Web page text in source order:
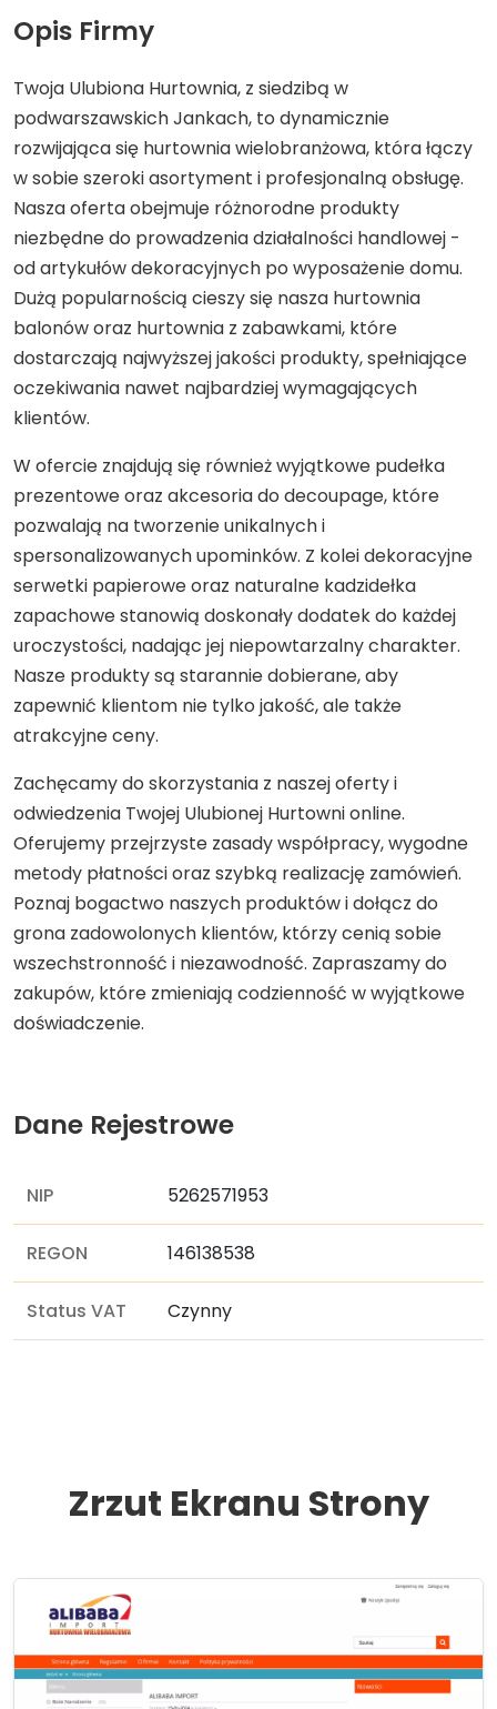
Opis Firmy
Twoja Ulubiona Hurtownia, z siedzibą w
podwarszawskich Jankach, to dynamicznie
rozwijająca się hurtownia wielobranżowa, która łączy
w sobie szeroki asortyment i profesjonalną obsługę.
Nasza oferta obejmuje różnorodne produkty
niezbędne do prowadzenia działalności handlowej -
od artykułów dekoracyjnych po wyposażenie domu.
Dużą popularnością cieszy się nasza hurtownia
balonów oraz hurtownia z zabawkami, które
dostarczają najwyższej jakości produkty, spełniające
oczekiwania nawet najbardziej wymagających
klientów.
W ofercie znajdują się również wyjątkowe pudełka
prezentowe oraz akcesoria do decoupage, które
pozwalają na tworzenie unikalnych i
spersonalizowanych upominków. Z kolei dekoracyjne
serwetki papierowe oraz naturalne kadzidełka
zapachowe stanowią doskonały dodatek do każdej
uroczystości, nadając jej niepowtarzalny charakter.
Nasze produkty są starannie dobierane, aby
zapewnić klientom nie tylko jakość, ale także
atrakcyjne ceny.
Zachęcamy do skorzystania z naszej oferty i
odwiedzenia Twojej Ulubionej Hurtowni online.
Oferujemy przejrzyste zasady współpracy, wygodne
metody płatności oraz szybką realizację zamówień.
Poznaj bogactwo naszych produktów i dołącz do
grona zadowolonych klientów, którzy cenią sobie
wszechstronność i niezawodność. Zapraszamy do
zakupów, które zmieniają codzienność w wyjątkowe
doświadczenie.
Dane Rejestrowe
NIP 5262571953
REGON 146138538
Status VAT Czynny
Zrzut Ekranu Strony